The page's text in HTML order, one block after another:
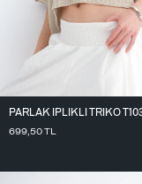
PARLAK İ̇PLIKLI TRIKO
699,50TL